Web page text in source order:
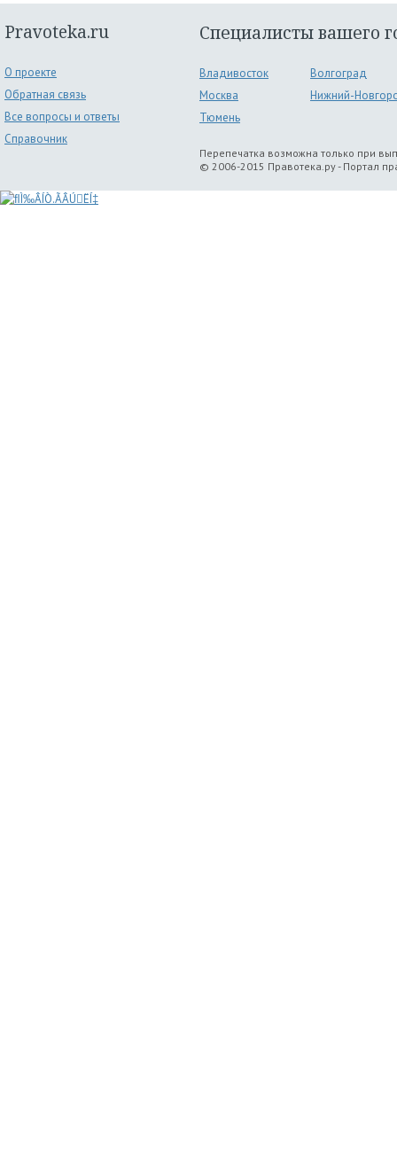
Pravoteka.ru
О проекте
Обратная связь
Все вопросы и ответы
Справочник
Специалисты вашего
Владивосток
Волгоград
Москва
Нижний-
Тюмень
Перепечатка возможна только при
© 2006-2015 Правотека.ру - Портал